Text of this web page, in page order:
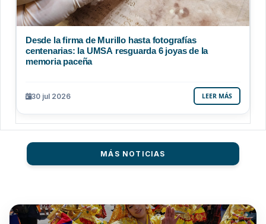
Desde la firma de Murillo hasta fotografías
centenarias: la UMSA resguarda 6 joyas de la
memoria paceña
30 jul 2026 LEER MÁS
MÁS NOTICIAS